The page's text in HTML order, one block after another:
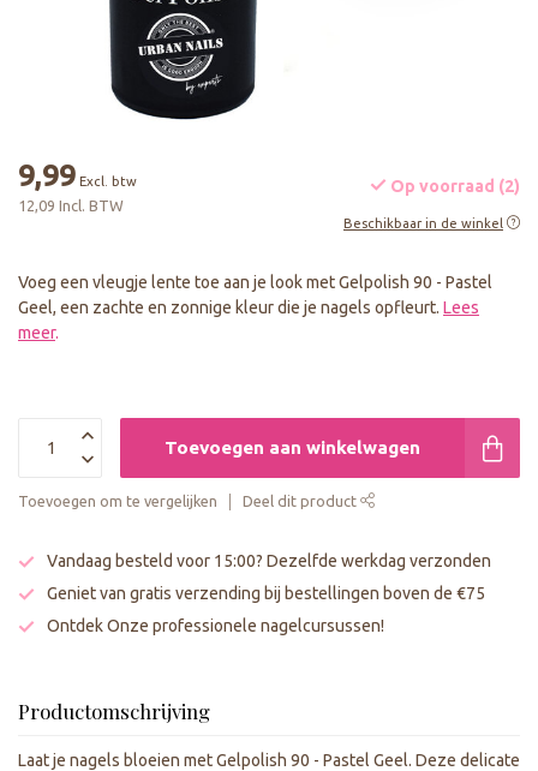
9,99 Excl. btw
12,09 Incl. BTW
Op voorraad (2)
Beschikbaar in de winkel
Voeg een vleugje lente toe aan je look met Gelpolish 90 - Pastel
Geel, een zachte en zonnige kleur die je nagels opfleurt. Lees
meer.
Toevoegen aan winkelwagen
Toevoegen om te vergelijken Deel dit product
Vandaag besteld voor 15:00? Dezelfde werkdag verzonden
Geniet van gratis verzending bij bestellingen boven de €75
Ontdek Onze professionele nagelcursussen!
Productomschrijving
Laat je nagels bloeien met Gelpolish 90 - Pastel Geel. Deze delicate